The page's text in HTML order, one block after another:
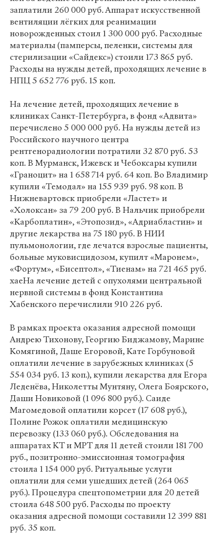
заплатили 260 000 руб. Аппарат искусственной
вентиляции лёгких для реанимации
новорожденных стоил 1 300 000 руб. Расходные
материалы (памперсы, пеленки, системы для
стерилизации «Сайдекс») стоили 173 865 руб.
Расходы на нужды детей, проходящих лечение в
НПЦ 5 652 776 руб. 15 коп.
На лечение детей, проходящих лечение в
клиниках Санкт-Петербурга, в фонд «Адвита»
перечислено 5 000 000 руб. На нужды детей из
Российского научного центра
рентгенорадиологии потратили 32 870 руб. 53
коп. В Мурманск, Ижевск и Чебоксары купили
«Граноцит» на 1 658 714 руб. 64 коп. Во Владимир
купили «Темодал» на 155 939 руб. 98 коп. В
Нижневартовск приобрели «Ластет» и
«Холоксан» за 79 200 руб. В Нальчик приобрели
«Карбоплатин», «Этопозид», «Адриабластин» и
другие лекарства на 75 180 руб. В НИИ
пульмонологии, где лечатся взрослые пациенты,
больные муковисцидозом, купилт «Маронем»,
«Фортум», «Бисептол», «Тиенам» на 721 465 руб.
хаеНа лечение детей с опухолями центральной
нервной системы в фонд Константина
Хабенского перечислили 910 226 руб.
В рамках проекта оказания адресной помощи
Андрею Тихонову, Георгию Биджамову, Марине
Комягиной, Даше Егоровой, Кате Горбуновой
оплатили лечение в зарубежных клиниках (5
554 034 руб. 13 коп.), купили лекарства для Егора
Леденёва, Николетты Мунтяну, Олега Боярского,
Даши Новиковой (1 096 800 руб.). Саиде
Магомедовой оплатили корсет (17 608 руб.),
Полине Рожок оплатили медицинскую
перевозку (133 060 руб.). Обследования на
аппаратах КТ и МРТ для 11 детей стоили 181 700
руб., позитронно-эмиссионная томография
стоила 1 154 000 руб. Ритуальные услуги
оплатили для семи ушедших детей (264 065
руб.). Процедура спецтопометрии для 20 детей
стоила 648 500 руб. Расходы по проекту
оказания адресной помощи составили 12 399 881
руб. 35 коп.